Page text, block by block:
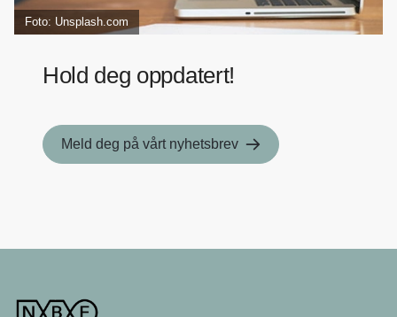
Foto: Unsplash.com
Hold deg oppdatert!
Meld deg på vårt nyhetsbrev